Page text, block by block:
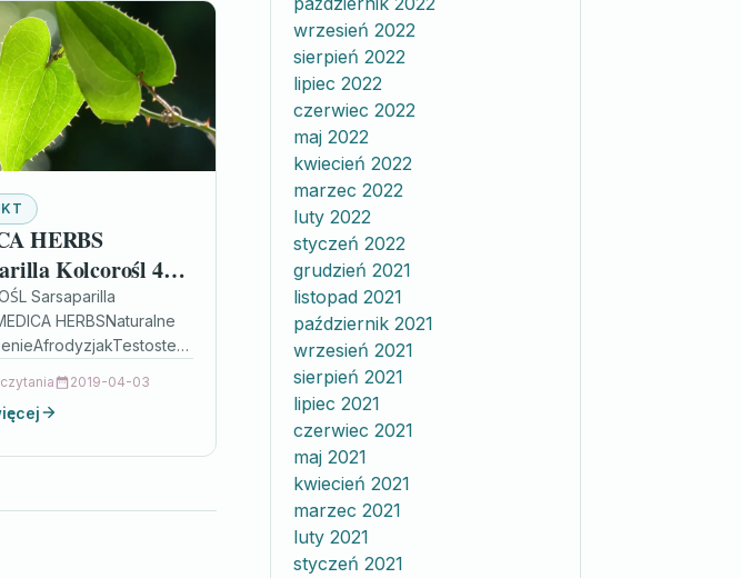
HERBS
Kolcorośl 450
Sarsaparilla
HERBSNaturalne
porcję do spożycia w
– 1 kapsułka:wyciąg z
2019-04-03
wrzesień 2022
sierpień 2022
lipiec 2022
czerwiec 2022
maj 2022
kwiecień 2022
marzec 2022
luty 2022
styczeń 2022
grudzień 2021
listopad 2021
październik 2021
wrzesień 2021
sierpień 2021
lipiec 2021
czerwiec 2021
maj 2021
kwiecień 2021
marzec 2021
luty 2021
styczeń 2021